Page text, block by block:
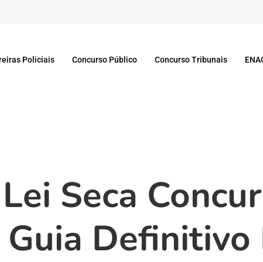
Policiais Concurso Público Concurso Tribunais
Seca
Definitivo